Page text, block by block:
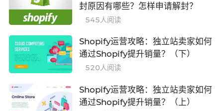
封原因有哪些？怎样申请解封？
545人阅读
Shopify运营攻略：独立站卖家如何
通过Shopify提升销量？（下）
520人阅读
Shopify运营攻略：独立站卖家如何
通过Shopify提升销量？（上）